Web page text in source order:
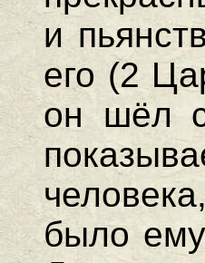
и
его (2
он шёл
было